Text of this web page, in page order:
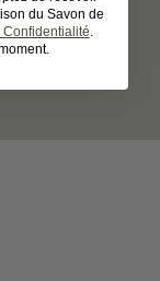
en font
Idéal à la
du Savon de